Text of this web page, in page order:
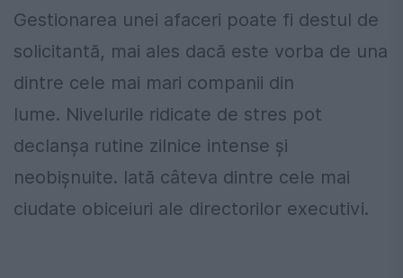
Gestionarea unei afaceri poate fi destul de
solicitantă, mai ales dacă este vorba de una
dintre cele mai mari companii din
lume. Nivelurile ridicate de stres pot
declanșa rutine zilnice intense și
neobișnuite. Iată câteva dintre cele mai
ciudate obiceiuri ale directorilor executivi.